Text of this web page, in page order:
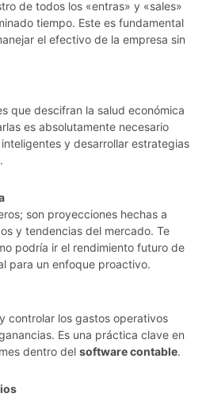
de todos los «entras» y «sales»
tiempo. Este es fundamental
el efectivo de la empresa sin
que descifran la salud económica
es absolutamente necesario
y desarrollar estrategias
son proyecciones hechas a
y tendencias del mercado. Te
podría ir el rendimiento futuro de
para un enfoque proactivo.
controlar los gastos operativos
Es una práctica clave en
dentro del software contable.